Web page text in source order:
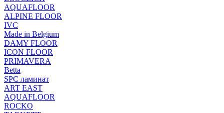
AQUAFLOOR
ALPINE FLOOR
IVC
Made in Belgium
DAMY FLOOR
ICON FLOOR
PRIMAVERA
Betta
SPC ламинат
ART EAST
AQUAFLOOR
ROCKO